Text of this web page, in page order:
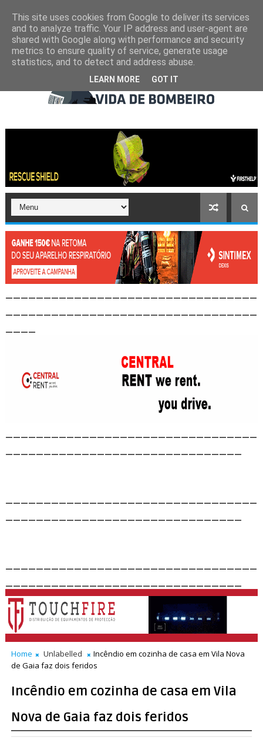
Home Unlabelled
Incêndio em cozinha de casa em Vila Nova
de Gaia faz dois feridos
Incêndio em cozinha de casa em Vila
Nova de Gaia faz dois feridos
This site uses cookies from Google to deliver its services
and to analyze traffic. Your IP address and user-agent are
shared with Google along with performance and security
metrics to ensure quality of service, generate usage
statistics, and to detect and address abuse.
LEARN MORE GOT IT